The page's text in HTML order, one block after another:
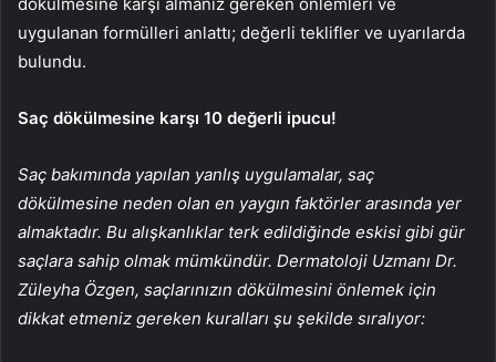
uygulanan formülleri anlattı; değerli teklifler ve uyarılarda
bulundu.
Saç dökülmesine karşı 10 değerli ipucu!
Saç bakımında yapılan yanlış uygulamalar, saç
dökülmesine neden olan en yaygın faktörler arasında yer
almaktadır. Bu alışkanlıklar terk edildiğinde eskisi gibi gür
saçlara sahip olmak mümkündür. Dermatoloji Uzmanı Dr.
Züleyha Özgen, saçlarınızın dökülmesini önlemek için
dikkat etmeniz gereken kuralları şu şekilde sıralıyor: